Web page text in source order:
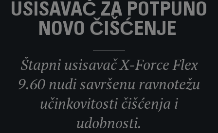
USISAVAČ ZA POTPUNO
NOVO ČIŠĆENJE
Štapni usisavač X-Force Flex
9.60 nudi savršenu ravnotežu
učinkovitosti čišćenja i
udobnosti.